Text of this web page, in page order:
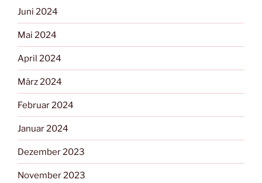
Juni 2024
Mai 2024
April 2024
März 2024
Februar 2024
Januar 2024
Dezember 2023
November 2023